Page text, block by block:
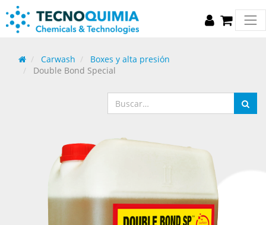
Carwash
Boxes y alta presión
Double Bond Special